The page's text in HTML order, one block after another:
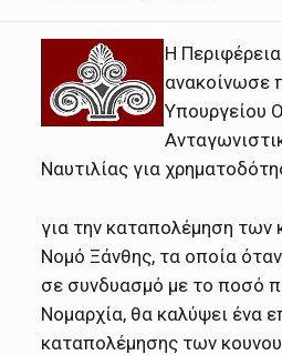
Η
ανακοίνωσε
Υπουργείου
Ναυτιλίας για
για την καταπολέμηση των
Νομό Ξάνθης, τα οποία
σε συνδυασμό με το ποσό
Νομαρχία, θα καλύψει ένα
καταπολέμησης των